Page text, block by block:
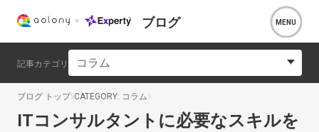
ブログ
記事カテゴリ コラム
ブログ トップ CATEGORY: コラム
ITコンサルタントに必要なスキルを